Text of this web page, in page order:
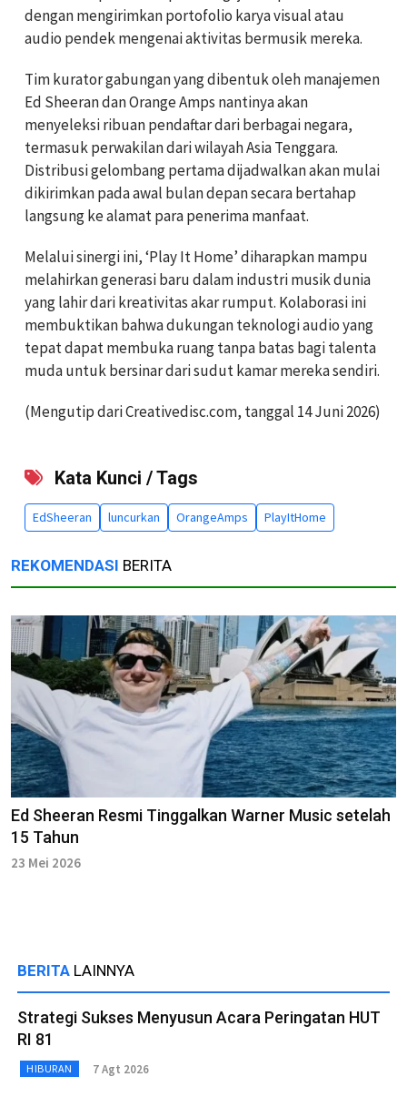
dengan mengirimkan portofolio karya visual atau
audio pendek mengenai aktivitas bermusik mereka.
Tim kurator gabungan yang dibentuk oleh manajemen
Ed Sheeran dan Orange Amps nantinya akan
menyeleksi ribuan pendaftar dari berbagai negara,
termasuk perwakilan dari wilayah Asia Tenggara.
Distribusi gelombang pertama dijadwalkan akan mulai
dikirimkan pada awal bulan depan secara bertahap
langsung ke alamat para penerima manfaat.
Melalui sinergi ini, ‘Play It Home’ diharapkan mampu
melahirkan generasi baru dalam industri musik dunia
yang lahir dari kreativitas akar rumput. Kolaborasi ini
membuktikan bahwa dukungan teknologi audio yang
tepat dapat membuka ruang tanpa batas bagi talenta
muda untuk bersinar dari sudut kamar mereka sendiri.
(Mengutip dari Creativedisc.com, tanggal 14 Juni 2026)
Kata Kunci / Tags
EdSheeran luncurkan OrangeAmps PlayItHome
REKOMENDASI BERITA
Ed Sheeran Resmi Tinggalkan Warner Music setelah
15 Tahun
23 Mei 2026
BERITA LAINNYA
Strategi Sukses Menyusun Acara Peringatan HUT
RI 81
HIBURAN 7 Agt 2026